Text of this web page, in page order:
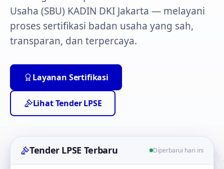
Usaha (SBU) KADIN DKI Jakarta — melayani
proses sertifikasi badan usaha yang sah,
transparan, dan terpercaya.
Layanan Sertifikasi
Lihat Tender LPSE
Tender LPSE Terbaru Diperbarui hari ini